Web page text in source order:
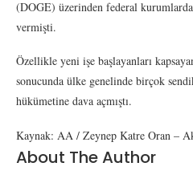
(DOGE) üzerinden federal
vermişti.
Özellikle yeni işe başlayanları
sonucunda ülke genelinde birçok
hükümetine dava açmıştı.
Kaynak: AA / Zeynep Katre Oran –
About The Author